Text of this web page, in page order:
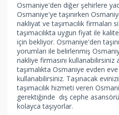
Osmaniye'den diğer şehirlere
Osmaniye'ye taşınırken
nakliyat ve taşımacılık firmaları
taşımacılıkta uygun fiyat ile
için bekliyor. Osmaniye'den
yorumları ile belirlenmiş
nakliye firmasını kullanabilirsiniz
taşımalıkta Osmaniye evden
kullanabilirsiniz. Taşınacak
taşımacılık hizmeti veren
gerektiğinde dış cephe
kolayca taşıyorlar.